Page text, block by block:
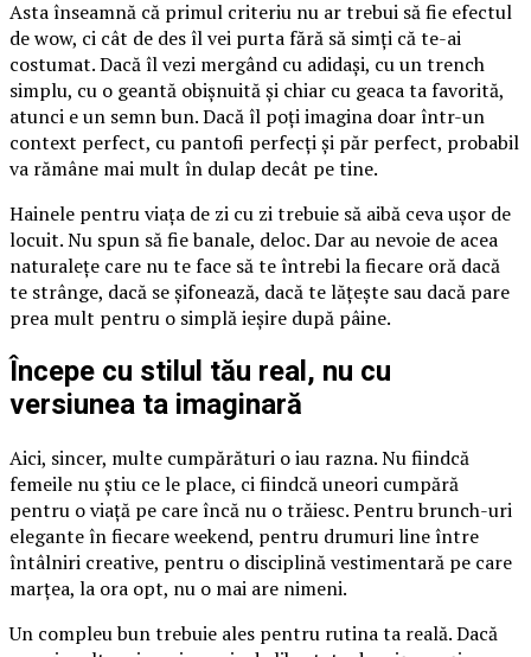
Asta înseamnă că primul criteriu nu ar trebui să fie efectul
de wow, ci cât de des îl vei purta fără să simți că te-ai
costumat. Dacă îl vezi mergând cu adidași, cu un trench
simplu, cu o geantă obișnuită și chiar cu geaca ta favorită,
atunci e un semn bun. Dacă îl poți imagina doar într-un
context perfect, cu pantofi perfecți și păr perfect, probabil
va rămâne mai mult în dulap decât pe tine.
Hainele pentru viața de zi cu zi trebuie să aibă ceva ușor de
locuit. Nu spun să fie banale, deloc. Dar au nevoie de acea
naturalețe care nu te face să te întrebi la fiecare oră dacă
te strânge, dacă se șifonează, dacă te lățește sau dacă pare
prea mult pentru o simplă ieșire după pâine.
Începe cu stilul tău real, nu cu
versiunea ta imaginară
Aici, sincer, multe cumpărături o iau razna. Nu fiindcă
femeile nu știu ce le place, ci fiindcă uneori cumpără
pentru o viață pe care încă nu o trăiesc. Pentru brunch-uri
elegante în fiecare weekend, pentru drumuri line între
întâlniri creative, pentru o disciplină vestimentară pe care
marțea, la ora opt, nu o mai are nimeni.
Un compleu bun trebuie ales pentru rutina ta reală. Dacă